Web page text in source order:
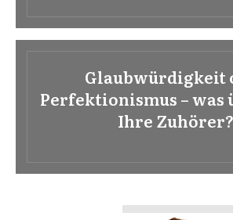
Glaubwürdigkeit
Perfektionismus – was
Ihre Zuhörer?